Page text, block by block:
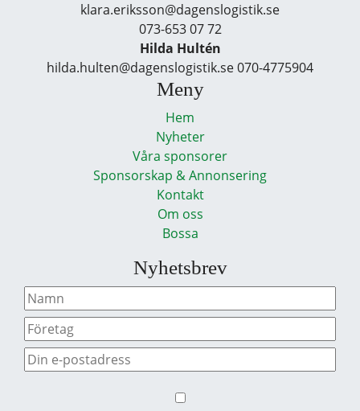
klara.eriksson@dagenslogistik.se
073-653 07 72
Hilda Hultén
hilda.hulten@dagenslogistik.se 070-4775904
Meny
Hem
Nyheter
Våra sponsorer
Sponsorskap & Annonsering
Kontakt
Om oss
Bossa
Nyhetsbrev